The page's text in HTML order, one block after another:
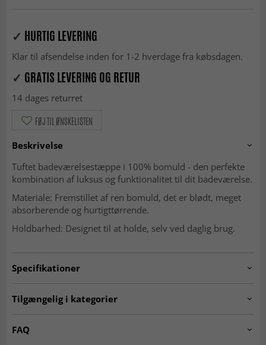
✓ HURTIG LEVERING
Klar til afsendelse inden for 1-2 hverdage fra købsdagen.
✓ GRATIS LEVERING OG RETUR
14 dages returret
FØJ TIL ØNSKELISTEN
Beskrivelse
Tuftet badeværelsestæppe i 100% bomuld - den perfekte
kombination af luksus og funktionalitet til dit badeværelse.
Materiale: Fremstillet af ren bomuld, det er blødt, meget
absorberende og hurtigttørrende.
Holdbarhed: Designet til at holde, selv ved daglig brug.
Specifikationer
Tilgængelig i kategorier
FAQ